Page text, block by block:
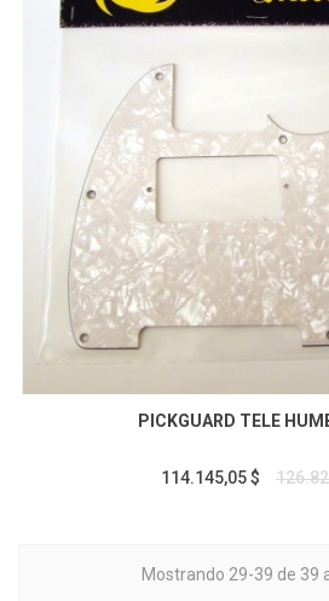
PICKGUARD TELE
114.145,05 $
Mostrando 29-39 de 39